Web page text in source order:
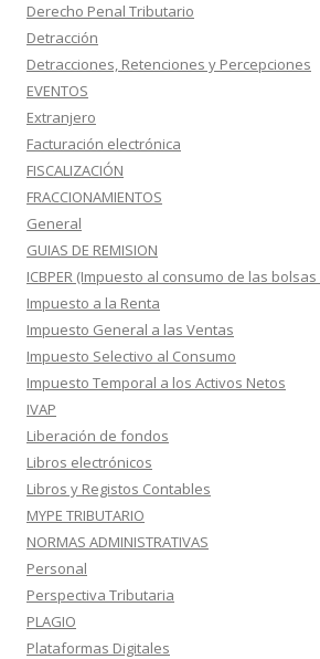
Derecho Penal Tributario
Detracción
Detracciones, Retenciones y Percepciones
EVENTOS
Extranjero
Facturación electrónica
FISCALIZACIÓN
FRACCIONAMIENTOS
General
GUIAS DE REMISION
ICBPER (Impuesto al consumo de las
Impuesto a la Renta
Impuesto General a las Ventas
Impuesto Selectivo al Consumo
Impuesto Temporal a los Activos Netos
IVAP
Liberación de fondos
Libros electrónicos
Libros y Registos Contables
MYPE TRIBUTARIO
NORMAS ADMINISTRATIVAS
Personal
Perspectiva Tributaria
PLAGIO
Plataformas Digitales